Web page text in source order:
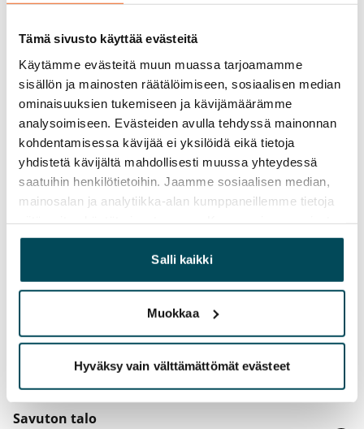
Tämä sivusto käyttää evästeitä
Käytämme evästeitä muun muassa tarjoamamme
sisällön ja mainosten räätälöimiseen, sosiaalisen median
ominaisuuksien tukemiseen ja kävijämäärämme
analysoimiseen. Evästeiden avulla tehdyssä mainonnan
kohdentamisessa kävijää ei yksilöidä eikä tietoja
yhdistetä kävijältä mahdollisesti muussa yhteydessä
saatuihin henkilötietoihin. Jaamme sosiaalisen median,
mainosalan ja analytiikka-alan kumppaneillemme tietoja
yhdistää näitä tietoja muihin tietoihin, joita olet antanut
heille tai joita on kerätty, kun olet käyttänyt heidän
palvelujaan.
Salli kaikki
Muokkaa
Hyväksy vain välttämättömät evästeet
Vuokra
Vuokravakuus
0 €, (yrityksille min. 1 kk vuokra)
Kotivakuutus
Pakollinen, ei sisälly vuokraan
Vesimaksu
27 €/hlö/kk
Sähkömaksu
Vuokralainen solmii itse sähkösopimuksen.
Vuokraan sisältyy 50 M laajakaistaliittymä. Voit hankkia
lisänopeutta etuhintaan ottamalla yhteyttä
Lemmikit sallittu
Kyllä
Savuton talo